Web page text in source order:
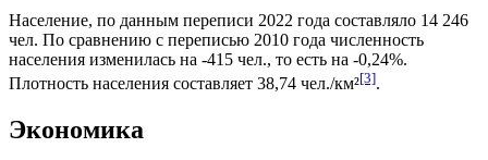
Население, по данным переписи 2022 года составляло 14 246
чел. По сравнению с переписью 2010 года численность
населения изменилась на -415 чел., то есть на -0,24%.
Плотность населения составляет 38,74 чел./км²[3].
Экономика